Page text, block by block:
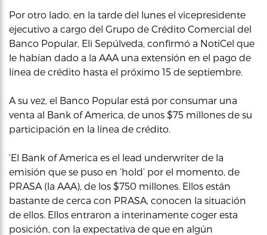
Por otro lado, en la tarde del lunes el vicepresidente
ejecutivo a cargo del Grupo de Crédito Comercial del
Banco Popular, Eli Sepúlveda, confirmó a NotiCel que
le habían dado a la AAA una extensión en el pago de
línea de crédito hasta el próximo 15 de septiembre.
A su vez, el Banco Popular está por consumar una
venta al Bank of America, de unos $75 millones de su
participación en la línea de crédito.
‘El Bank of America es el lead underwriter de la
emisión que se puso en ‘hold’ por el momento, de
PRASA (la AAA), de los $750 millones. Ellos están
bastante de cerca con PRASA, conocen la situación
de ellos. Ellos entraron a interinamente coger esta
posición, con la expectativa de que en algún